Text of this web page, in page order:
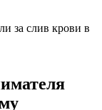
за слив крови в